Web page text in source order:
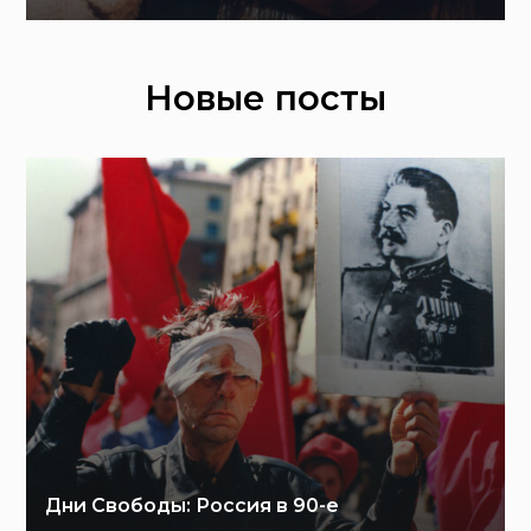
Новые посты
Дни Свободы: Россия в 90-е